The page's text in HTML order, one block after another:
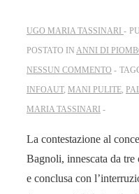
UGO MARIA TASSINARI
POSTATO IN ANNI DI
NESSUN COMMENTO
INFOAUT, MANI PULITE
MARIA TASSINARI
La contestazione al
Bagnoli, innescata da
e conclusa con